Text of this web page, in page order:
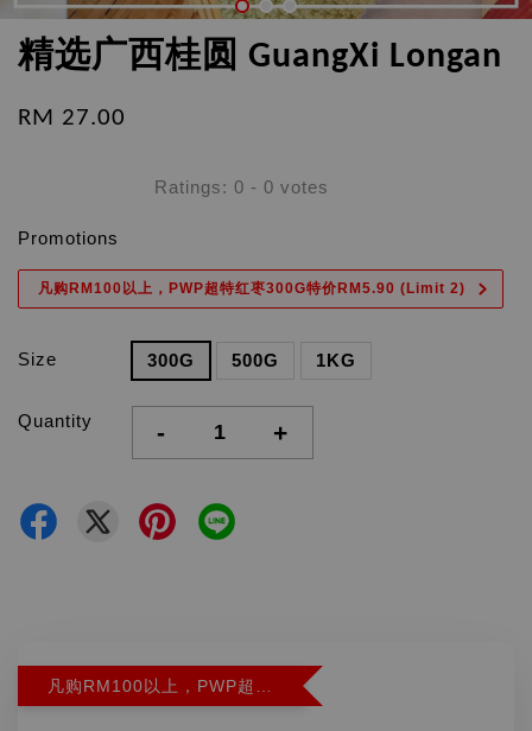
精选广西桂圆 GuangXi Longan
RM 27.00
Ratings: 0 - 0 votes
Promotions
凡购RM100以上，PWP超特红枣300G特价RM5.90 (Limit 2)
Size 300G 500G 1KG
Quantity - +